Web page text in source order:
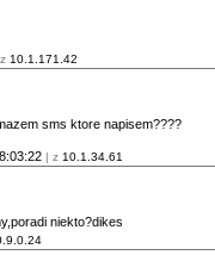
10.1.171.42
sms ktore napisem????
| z 10.1.34.61
niekto?dikes